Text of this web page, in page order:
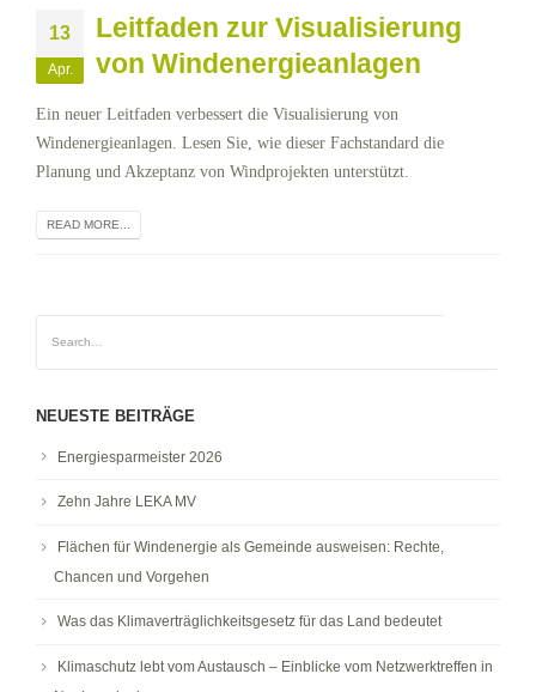
13
Apr.
Leitfaden zur Visualisierung
von Windenergieanlagen
Ein neuer Leitfaden verbessert die Visualisierung von
Windenergieanlagen. Lesen Sie, wie dieser Fachstandard die
Planung und Akzeptanz von Windprojekten unterstützt.
READ MORE...
NEUESTE BEITRÄGE
Energiesparmeister 2026
Zehn Jahre LEKA MV
Flächen für Windenergie als Gemeinde ausweisen: Rechte,
Chancen und Vorgehen
Was das Klimaverträglichkeitsgesetz für das Land bedeutet
Klimaschutz lebt vom Austausch – Einblicke vom Netzwerktreffen in